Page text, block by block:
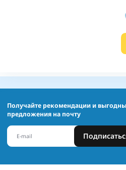
Получайте рекомендации и
предложения на почту